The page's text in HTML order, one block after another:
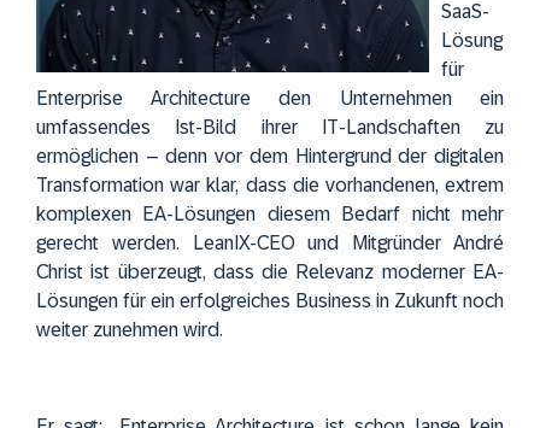
SaaS-
Lösung
für
Enterprise Architecture den Unternehmen ein
umfassendes Ist-Bild ihrer IT-Landschaften zu
ermöglichen – denn vor dem Hintergrund der digitalen
Transformation war klar, dass die vorhandenen, extrem
komplexen EA-Lösungen diesem Bedarf nicht mehr
gerecht werden.
LeanIX-CEO und Mitgründer André
Christist überzeugt, dass die Relevanz moderner EA-
Lösungen für ein erfolgreiches Business in Zukunft noch
weiter zunehmen wird.